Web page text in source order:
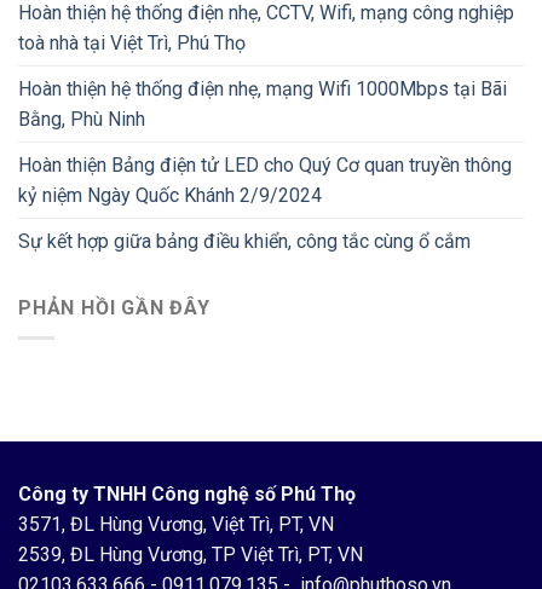
Hoàn thiện hệ thống điện nhẹ, CCTV, Wifi, mạng công nghiệp
toà nhà tại Việt Trì, Phú Thọ
Hoàn thiện hệ thống điện nhẹ, mạng Wifi 1000Mbps tại Bãi
Bằng, Phù Ninh
Hoàn thiện Bảng điện tử LED cho Quý Cơ quan truyền thông
kỷ niệm Ngày Quốc Khánh 2/9/2024
Sự kết hợp giữa bảng điều khiển, công tắc cùng ổ cắm
PHẢN HỒI GẦN ĐÂY
Công ty TNHH Công nghệ số Phú Thọ
3571, ĐL Hùng Vương, Việt Trì, PT, VN
2539, ĐL Hùng Vương, TP Việt Trì, PT, VN